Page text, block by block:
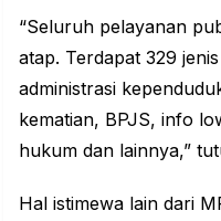
“Seluruh pelayanan
atap. Terdapat 329
administrasi
kematian, BPJS, info
hukum dan lainnya,”
Hal istimewa lain dari